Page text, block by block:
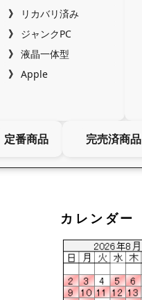
リカバリ済み
ジャンクPC
液晶一体型
Apple
定番商品 完売済商品
カレンダー